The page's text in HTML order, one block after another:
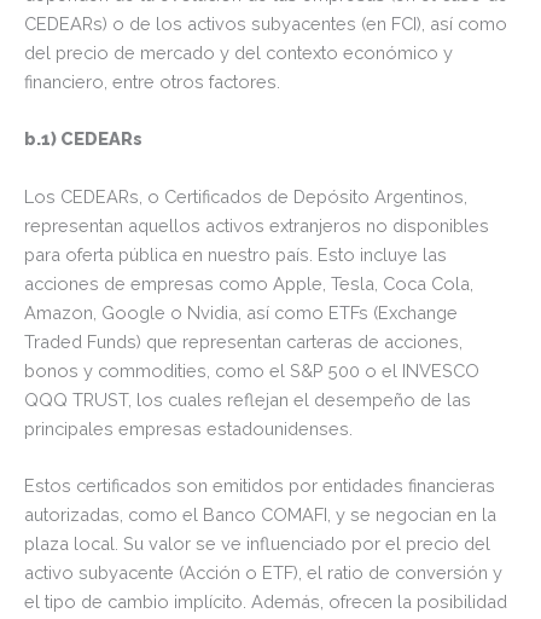
CEDEARs) o de los activos subyacentes (en FCI), así como
del precio de mercado y del contexto económico y
financiero, entre otros factores.
b.1) CEDEARs
Los CEDEARs, o Certificados de Depósito Argentinos,
representan aquellos activos extranjeros no disponibles
para oferta pública en nuestro país. Esto incluye las
acciones de empresas como Apple, Tesla, Coca Cola,
Amazon, Google o Nvidia, así como ETFs (Exchange
Traded Funds) que representan carteras de acciones,
bonos y commodities, como el S&P 500 o el INVESCO
QQQ TRUST, los cuales reflejan el desempeño de las
principales empresas estadounidenses.
Estos certificados son emitidos por entidades financieras
autorizadas, como el Banco COMAFI, y se negocian en la
plaza local. Su valor se ve influenciado por el precio del
activo subyacente (Acción o ETF), el ratio de conversión y
el tipo de cambio implícito. Además, ofrecen la posibilidad